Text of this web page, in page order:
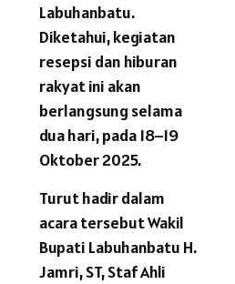
Labuhanbatu.
Diketahui, kegiatan
resepsi dan hiburan
rakyat ini akan
berlangsung selama
dua hari, pada 18–19
Oktober 2025.
Turut hadir dalam
acara tersebut Wakil
Bupati Labuhanbatu H.
Jamri, ST, Staf Ahli